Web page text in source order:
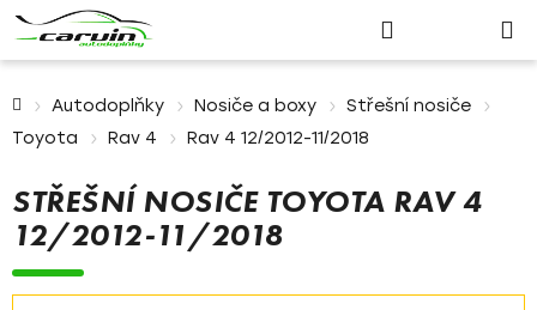
Přihlášení
košík
Autodoplňky Nosiče a boxy
Střešní nosiče
Toyota
Rav 4 Rav 4 12/2012-11/2018
STŘEŠNÍ NOSIČE TOYOTA RAV 4
12/2012-11/2018